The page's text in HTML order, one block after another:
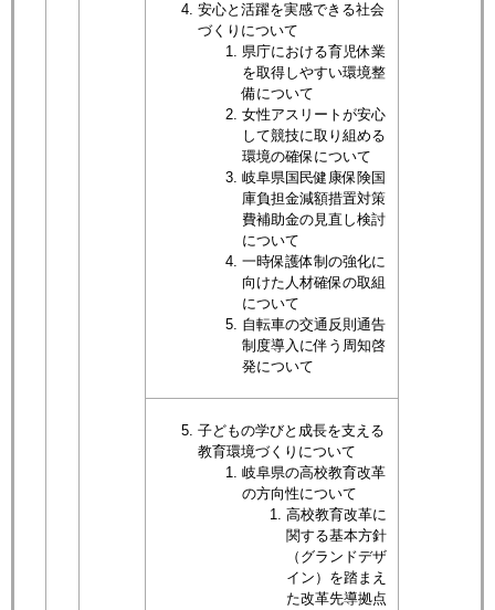
安心と活躍を実感できる社会
づくりについて​
県庁における育児休業
を取得しやすい環境整
備について​
女性アスリートが安心
して競技に取り組める
環境の確保について
岐阜県国民健康保険国
庫負担金減額措置対策
費補助金の見直し検討
について
一時保護体制の強化に
向けた人材確保の取組
について​
自転車の交通反則通告
制度導入に伴う周知啓
発について
子どもの学びと成長を支える
教育環境づくりについて​
岐阜県の高校教育改革
の方向性について
高校教育改革に
関する基本方針
（グランドデザ
イン）を踏まえ
た改革先導拠点